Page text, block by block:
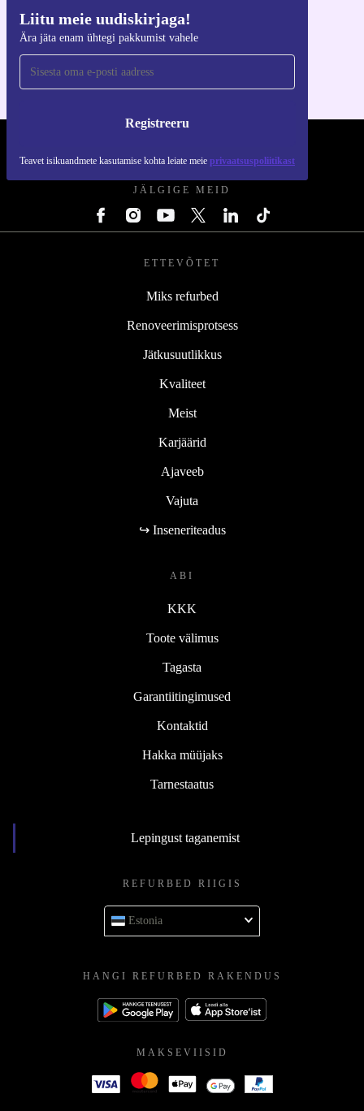
Liitu meie uudiskirjaga!
Ära jäta enam ühtegi pakkumist vahele
Registreeru
Teavet isikuandmete kasutamise kohta leiate meie privaatsuspoliitikast
Hangi refurbed rakendus
iOS-i ja Androidi jaoks
JÄLGIGE MEID
ETTEVÕTET
Miks refurbed
Renoveerimisprotsess
Jätkusuutlikkus
Kvaliteet
Meist
Karjäärid
Ajaveeb
Vajuta
↪ Inseneriteadus
ABI
KKK
Toote välimus
Tagasta
Garantiitingimused
Kontaktid
Hakka müüjaks
Tarnestaatus
Lepingust taganemist
REFURBED RIIGIS
Estonia
HANGI REFURBED RAKENDUS
MAKSEVIISID